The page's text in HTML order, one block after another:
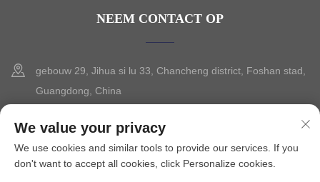
NEEM CONTACT OP
gebouw 29, Jihua si lu 33, Chancheng district, Foshan stad,
Guangdong, China
+86-13630015425
[email protected]
We value your privacy
We use cookies and similar tools to provide our services. If you
don't want to accept all cookies, click Personalize cookies.